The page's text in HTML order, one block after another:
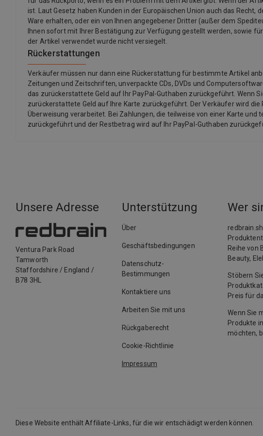
ist. Laut Gesetz haben Kunden in der Europäischen Union auch das
Ware erhalten, oder ein von Ihnen angegebener Dritter (außer dem
Ihnen sofort mit Ihrer Bestätigung zur Verfügung gestellt werden, sowie
der Artikel verwendet wurde nicht versiegelt.
Rückerstattungen
Verkäufer müssen nur dann eine Rückerstattung für bestimmte Artikel
Zeitungen und Zeitschriften, unverpackte CDs, DVDs und
das zurückerstattete Geld auf Ihr PayPal-Guthaben zurückgeführt. Wenn
zurückerstattete Geld auf Ihre Karte zurückgeführt. Der Verkäufer wird
Überweisung verarbeitet. Bei Zahlungen, die teilweise von einer Karte
zurückgeführt und der Restbetrag wird auf Ihr PayPal-Guthaben
Unsere Adresse
Ventura Park Road
Tamworth
Staffordshire / England /
B78 3HL
Unterstützung
Über
Geschäftsbedingungen
Datenschutz-
Bestimmungen
Kontaktiere uns
Arbeiten Sie mit uns
Rückgaberecht
Cookie-Richtlinie
Impressum
Wer
Reihe von
Beauty,
Stöbern
Preis für
Wenn Sie
Produkte
möchten,
Diese Website enthält Affiliate-Links, für die wir entschädigt werden können.